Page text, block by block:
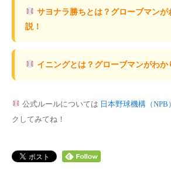
サヨナラ勝ちとは？グローブマンが
説！
イニングとは？グローブマンがわか
公式ルールについては 日本野球機構（NPB
クしてみてね！